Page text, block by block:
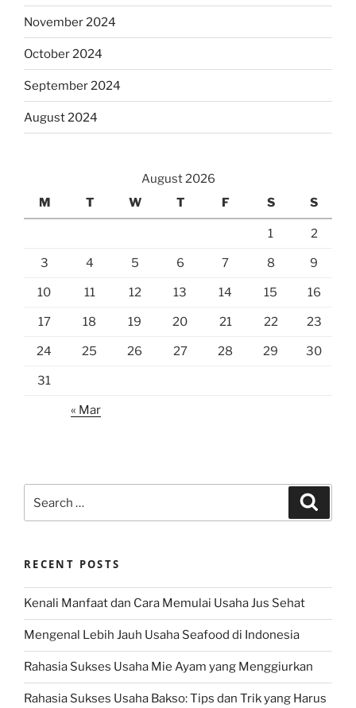
November 2024
October 2024
September 2024
August 2024
August 2026
M
T W T F S S
1 2
3 4 5 6 7 8 9
10 11 12 13 14 15 16
17 18 19 20 21 22 23
24 25 26 27 28 29 30
31
« Mar
for:
RECENT POSTS
Kenali Manfaat dan Cara Memulai Usaha Jus Sehat
Mengenal Lebih Jauh Usaha Seafood di Indonesia
Rahasia Sukses Usaha Mie Ayam yang Menggiurkan
Rahasia Sukses Usaha Bakso: Tips dan Trik yang Harus